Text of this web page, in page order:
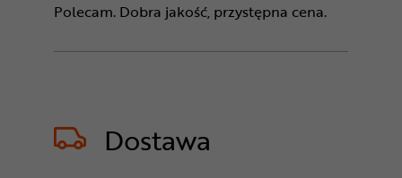
Polecam. Dobra jakość, przystępna cena.
Dostawa